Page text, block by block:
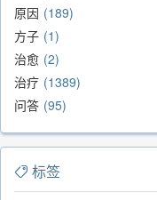
原因 189
方子 1
治愈 2
治疗 1389
问答 95
标签